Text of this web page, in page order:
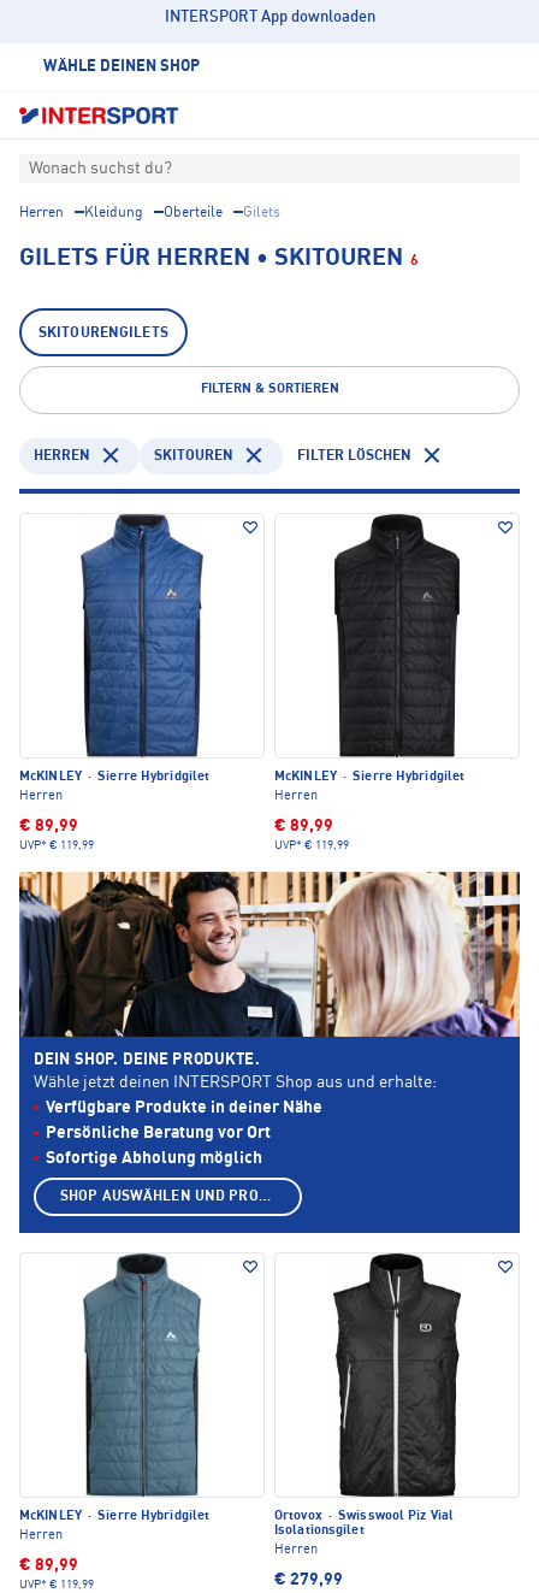
INTERSPORT App downloaden
WÄHLE DEINEN SHOP
Wonach suchst du?
Herren Kleidung Oberteile Gilets
GILETS FÜR HERREN • SKITOUREN 6
SKITOURENGILETS
FILTERN & SORTIEREN
HERREN SKITOUREN FILTER LÖSCHEN
McKINLEY · Sierre Hybridgilet
Herren
€ 89,99
UVP* € 119,99
McKINLEY · Sierre Hybridgilet
Herren
€ 89,99
UVP* € 119,99
McKINLEY · Sierre Hybridgilet
Herren
€ 89,99
UVP* € 119,99
Ortovox · Swisswool Piz Vial
Isolationsgilet
Herren
€ 279,99
DEIN SHOP. DEINE PRODUKTE.
Wähle jetzt deinen INTERSPORT Shop aus und erhalte:
Verfügbare Produkte in deiner Nähe
Persönliche Beratung vor Ort
Sofortige Abholung möglich
SHOP AUSWÄHLEN UND PRODUKTE ANZEIGEN